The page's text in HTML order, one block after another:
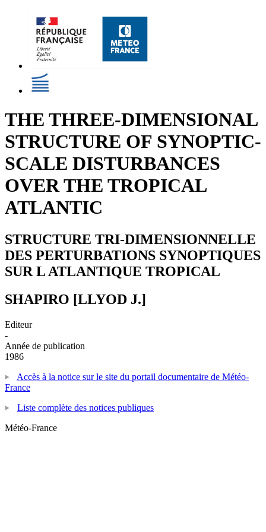
THE THREE-DIMENSIONAL
STRUCTURE OF SYNOPTIC-
SCALE DISTURBANCES
OVER THE TROPICAL
ATLANTIC
STRUCTURE TRI-DIMENSIONNELLE
DES PERTURBATIONS SYNOPTIQUES
SUR L ATLANTIQUE TROPICAL
SHAPIRO [LLYOD J.]
Editeur
-
Année de publication
1986
Accès à la notice sur le site du portail documentaire de Météo-
France
Liste complète des notices publiques
Météo-France